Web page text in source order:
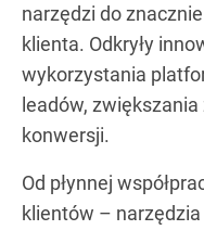
narzędzi do
klienta. Odkryły
wykorzystania
leadów,
konwersji.
Od płynnej
klientów – narzędzia